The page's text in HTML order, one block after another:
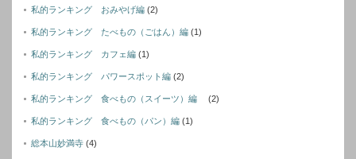
私的ランキング おみやげ編 (2)
私的ランキング たべもの（ごはん）編 (1)
私的ランキング カフェ編 (1)
私的ランキング パワースポット編 (2)
私的ランキング 食べもの（スイーツ）編 (2)
私的ランキング 食べもの（パン）編 (1)
総本山妙満寺 (4)